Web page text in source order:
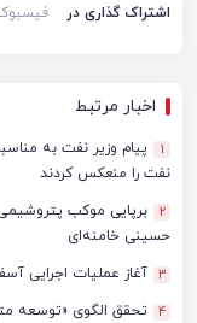
اشتراک گذاری در
اخبار مرتبط
1
پیام وزیر نفت به
نفت را منعکس کردند
2
برپایی موکب
حسینی خامنه‌ای
3 آغاز عملیات اجرایی
4